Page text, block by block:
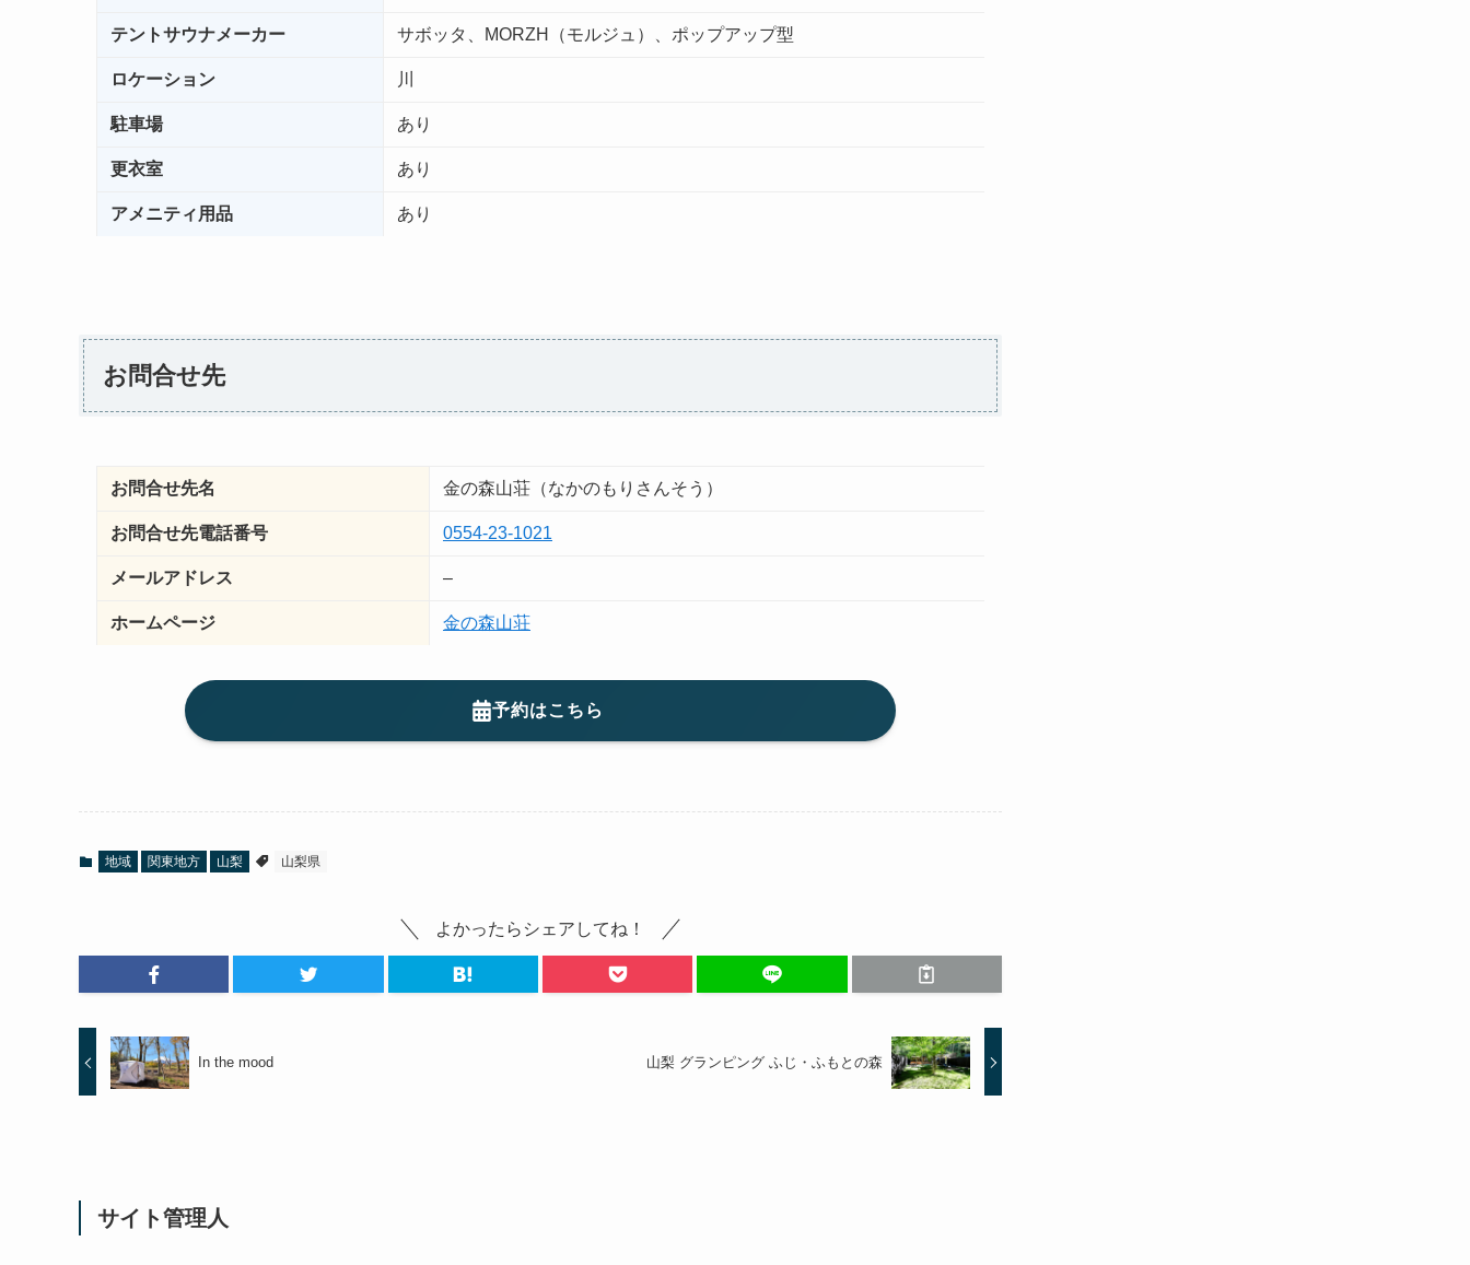
テントサウナメーカー サボッタ、MORZH（モルジュ）、ポップアップ型
ロケーション 川
駐車場 あり
更衣室 あり
アメニティ用品 あり
お問合せ先
お問合せ先名 金の森山荘（なかのもりさんそう）
お問合せ先電話番号 0554-23-1021
メールアドレス –
ホームページ 金の森山荘
予約はこちら
地域 関東地方 山梨 山梨県
よかったらシェアしてね！
In the mood 山梨 グランピング ふじ・ふもとの森
サイト管理人